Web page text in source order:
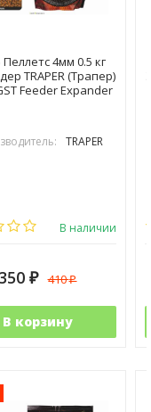
Пеллетс 4мм 0.5 кг
TRAPER (Трапер)
Feeder Expander
TRAPER
В наличии
350 ₽ 410₽
В корзину